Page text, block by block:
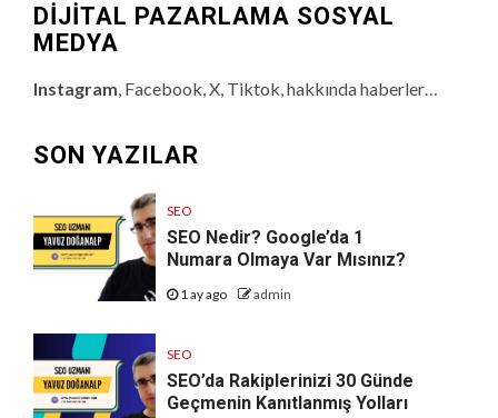
DİJİTAL PAZARLAMA SOSYAL
MEDYA
Instagram , Facebook, X, Tiktok, hakkında haberler…
SON YAZILAR
SEO
SEO Nedir? Google’da 1
Numara Olmaya Var Mısınız?
1 ay ago admin
SEO
SEO’da Rakiplerinizi 30 Günde
Geçmenin Kanıtlanmış Yolları